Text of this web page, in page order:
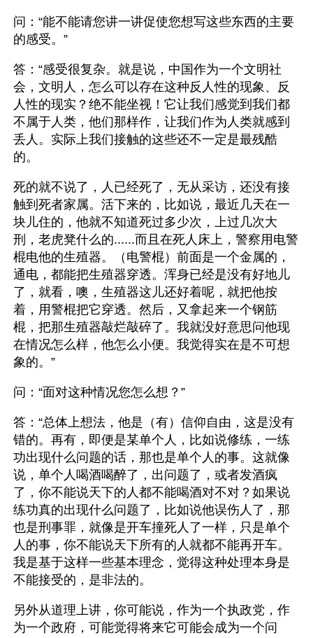
问：“能不能请您讲一讲促使您想写这些东西的主要
的感受。”
答：“感受很复杂。就是说，中国作为一个文明社
会，文明人，怎么可以存在这种反人性的现象、反
人性的现实？绝不能坐视！它让我们感觉到我们都
不属于人类，他们那样作，让我们作为人类就感到
丢人。实际上我们接触的这些还不一定是最残酷
的。
死的就不说了，人已经死了，无从采访，还没有接
触到死者家属。活下来的，比如说，最近几天在一
块儿住的，他就不知道死过多少次，上过几次大
刑，老虎凳什么的......而且在死人床上，警察用电警
棍电他的生殖器。（电警棍）前面是一个金属的，
通电，都能把生殖器穿透。浑身已经是没有好地儿
了，就看，噢，生殖器这儿还好着呢，就把他按
着，用警棍把它穿透。然后，又拿起来一个钢筋
棍，把那生殖器敲烂敲碎了。我就没好意思问他现
在情况怎么样，他怎么小便。我觉得实在是不可想
象的。”
问：“面对这种情况您怎么想？”
答：“总体上想法，他是（有）信仰自由，这是没有
错的。再有，即便是某单个人，比如说修练，一练
功出现什么问题的话，那也是单个人的事。这就像
说，单个人喝酒喝醉了，出问题了，或者发酒疯
了，你不能说天下的人都不能喝酒对不对？如果说
练功真的出现什么问题了，比如说他误伤人了，那
也是刑事罪，就像是开车撞死人了一样，只是单个
人的事，你不能说天下所有的人就都不能再开车。
我是基于这样一些基本理念，觉得这种处理本身是
不能接受的，是非法的。
另外从道理上讲，你可能说，作为一个执政党，作
为一个政府，可能觉得将来它可能会成为一个问